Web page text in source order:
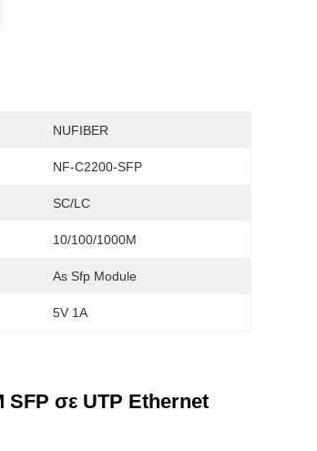
NUFIBER
NF-C2200-SFP
SC/LC
10/100/1000M
As Sfp Module
5V 1A
SFP σε UTP Ethernet